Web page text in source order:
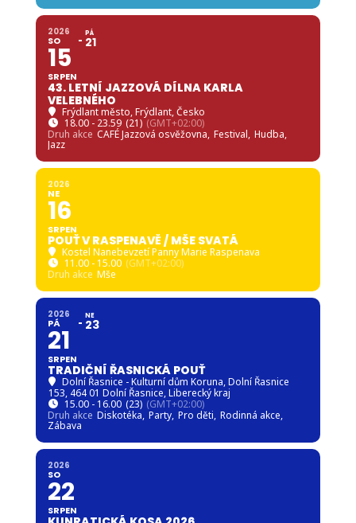
2026
SO
15
SRPEN
PÁ
21
43. LETNÍ JAZZOVÁ DÍLNA KARLA
VELEBNÉHO
Frýdlant město, Frýdlant, Česko
18.00 - 23.59 (21) (GMT+02:00)
Druh akce CAFÉ Jazzová osvěžovna, Festival, Hudba,
Jazz
2026
NE
16
SRPEN
POUŤ V RASPENAVĚ / MŠE SVATÁ
Kostel Nanebevzetí Panny Marie Raspenava
11.00 - 15.00 (GMT+02:00)
Druh akce Mše
2026
PÁ
21
SRPEN
NE
23
TRADIČNÍ ŘASNICKÁ POUŤ
Dolní Řasnice - Kulturní dům Koruna, Dolní Řasnice
153, 464 01 Dolní Řasnice, Liberecký kraj
15.00 - 16.00 (23) (GMT+02:00)
Druh akce Diskotéka, Party, Pro děti, Rodinná akce,
Zábava
2026
SO
22
SRPEN